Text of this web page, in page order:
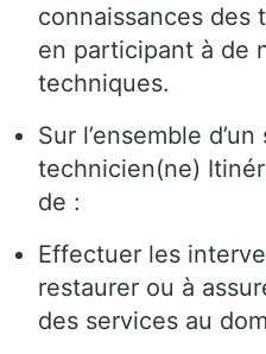
connaissances des
en participant à de
techniques.
Sur l’ensemble
technicien(ne)
de :
Effectuer les
restaurer ou à
des services au